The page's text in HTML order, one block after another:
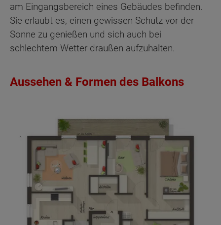
am Eingangsbereich eines Gebäudes befinden.
Sie erlaubt es, einen gewissen Schutz vor der
Sonne zu genießen und sich auch bei
schlechtem Wetter draußen aufzuhalten.
Aussehen & Formen des Balkons